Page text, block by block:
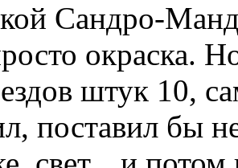
Сандро-
окраска.
штук 10,
поставил бы